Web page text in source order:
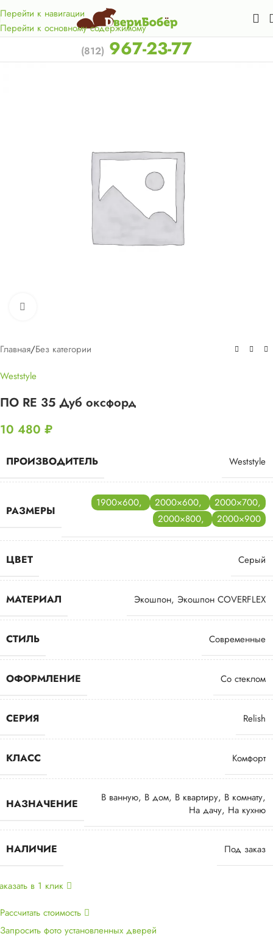
Перейти к навигации
Перейти к основному содержимому
км. от КАД.
(812) 967-23-77
Главная/Без категории
Weststyle
ПО RE 35 Дуб оксфорд
10 480 ₽
ПРОИЗВОДИТЕЛЬ Weststyle
РАЗМЕРЫ
1900×600, 2000×600, 2000×700,
2000×800, 2000×900
ЦВЕТ Серый
МАТЕРИАЛ Экошпон, Экошпон COVERFLEX
СТИЛЬ Современные
ОФОРМЛЕНИЕ Со стеклом
СЕРИЯ Relish
КЛАСС Комфорт
НАЗНАЧЕНИЕ В ванную, В дом, В квартиру, В комнату,
На дачу, На кухню
НАЛИЧИЕ Под заказ
в 1 клик
Рассчитать стоимость
Запросить фото установленных дверей